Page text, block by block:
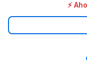
⚡